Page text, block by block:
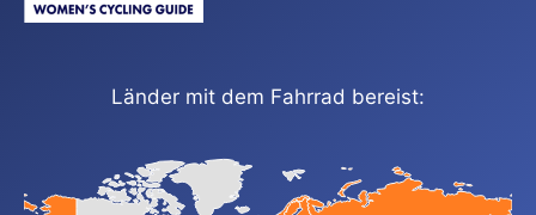
Länder mit dem Fahrrad bereist: